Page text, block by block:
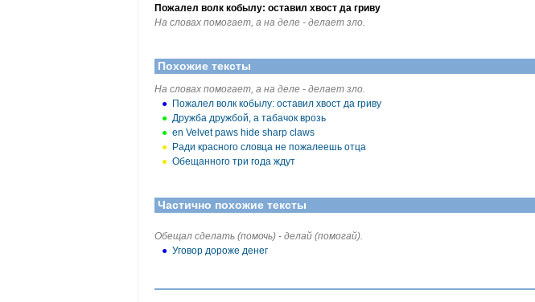
Пожалел волк кобылу: оставил хвост да гриву
На словах помогает, а на деле - делает зло.
Похожие тексты
На словах помогает, а на деле - делает зло.
● Пожалел волк кобылу: оставил хвост да гриву
● Дружба дружбой, а табачок врозь
● en Velvet paws hide sharp claws
● Ради красного словца не пожалеешь отца
● Обещанного три года ждут
Частично похожие тексты
Обещал сделать (помочь) - делай (помогай).
● Уговор дороже денег